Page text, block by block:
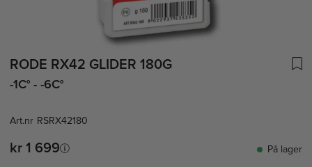
RODE RX42 GLIDER 180G
-1C° - -6C°
Art.nr RSRX42180
kr 1 699 På lager